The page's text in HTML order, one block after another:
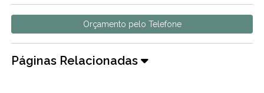
Orçamento pelo Telefone
Páginas Relacionadas